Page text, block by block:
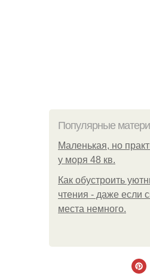
Популярные
Маленькая, но
у моря 48 кв.
Как обустроить
чтения - даже если
места немного.